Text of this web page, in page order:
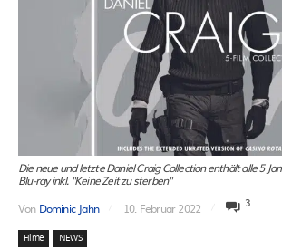
Die neue und letzte Daniel Craig Collection enthält alle 5
Blu-ray inkl. "Keine Zeit zu sterben"
Von Dominic Jahn 10. Februar 2022 3
Filme NEWS